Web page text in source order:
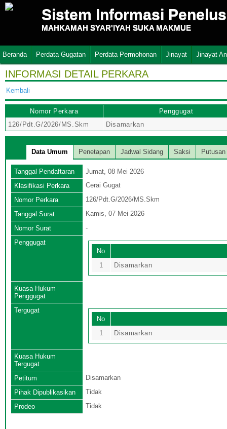
Sistem Informasi
MAHKAMAH SYAR'IYAH SUKA MAKMUE
Beranda Perdata Gugatan Perdata Permohonan Jinayat Jinayat
INFORMASI DETAIL PERKARA
Kembali
Nomor Perkara
Penggugat
126/Pdt.G/2026/MS.Skm
Disamarkan
Data Umum Penetapan Jadwal Sidang Saksi Putusan
Tanggal Pendaftaran
Jumat, 08 Mei 2026
Klasifikasi Perkara
Cerai Gugat
Nomor Perkara
126/Pdt.G/2026/MS.Skm
Tanggal Surat
Kamis, 07 Mei 2026
Nomor Surat
-
Penggugat
No
1
Disamarkan
Kuasa Hukum
Penggugat
Tergugat
No
1
Disamarkan
Kuasa Hukum
Tergugat
Petitum
Disamarkan
Pihak Dipublikasikan
Tidak
Prodeo
Tidak